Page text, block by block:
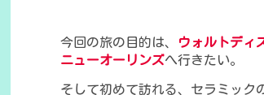
今回の旅の目的は、 ウォルトディ
ニューオーリンズへ行きたい。
そして初めて訪れる、セラミック